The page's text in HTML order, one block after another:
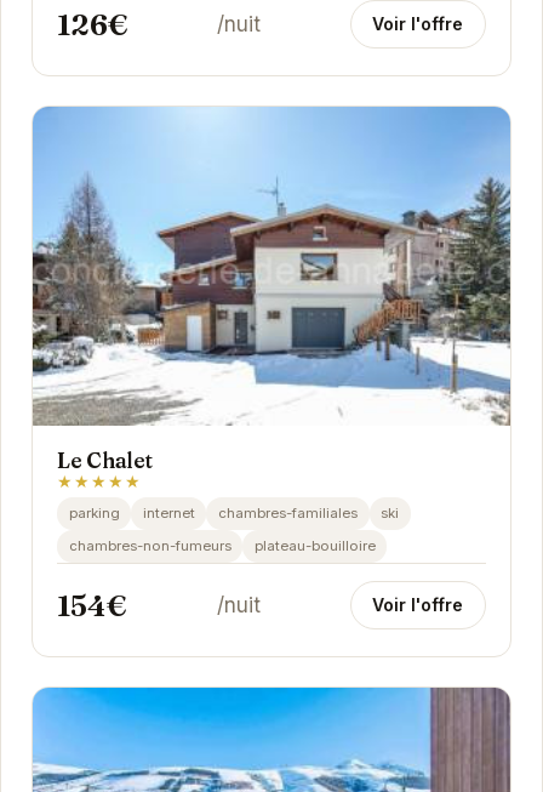
126€ /nuit Voir l'offre
Le Chalet
★★★★★
parking internet chambres-familiales
ski
chambres-non-fumeurs
plateau-bouilloire
154€ /nuit Voir l'offre